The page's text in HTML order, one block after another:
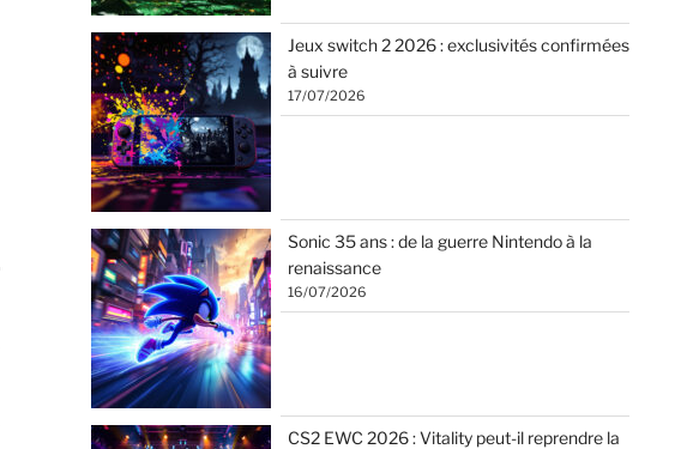
Jeux switch 2 2026 : exclusivités confirmées
à suivre
17/07/2026
Sonic 35 ans : de la guerre Nintendo à la
renaissance
16/07/2026
CS2 EWC 2026 : Vitality peut-il reprendre la